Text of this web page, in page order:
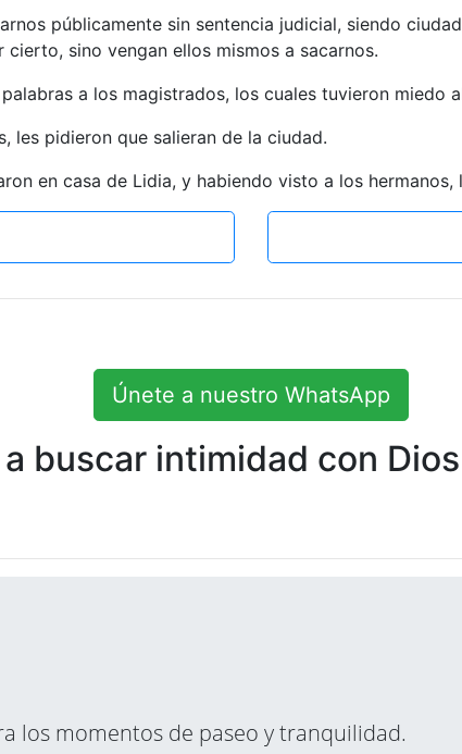
públicamente sin sentencia judicial, siendo
sino vengan ellos mismos a sacarnos.
a los magistrados, los cuales tuvieron miedo
les pidieron que salieran de la ciudad.
en casa de Lidia, y habiendo visto a los
Únete a nuestro WhatsApp
buscar intimidad con
los momentos de paseo y tranquilidad.